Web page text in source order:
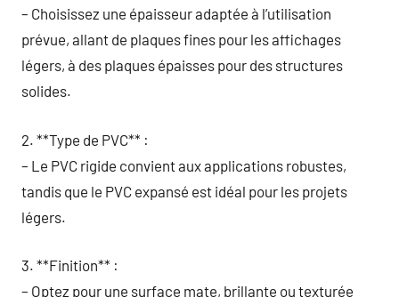
– Choisissez une épaisseur adaptée à l’utilisation
prévue, allant de plaques fines pour les affichages
légers, à des plaques épaisses pour des structures
solides.
2. **Type de PVC** :
– Le PVC rigide convient aux applications robustes,
tandis que le PVC expansé est idéal pour les projets
légers.
3. **Finition** :
– Optez pour une surface mate, brillante ou texturée